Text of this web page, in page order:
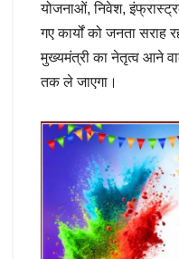
योजनाओं, निवेश,
गए कार्यों को जनता सराह
मुख्यमंत्री का नेतृत्व आने
तक ले जाएगा।